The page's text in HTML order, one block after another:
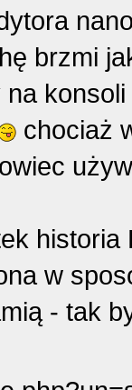
brzmi
na konsoli
chociaż
w
- tak